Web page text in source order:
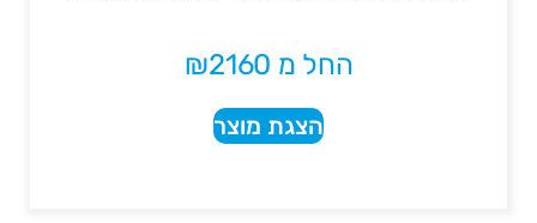
החל מ ₪2160
הצגת מוצר